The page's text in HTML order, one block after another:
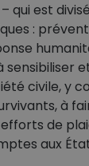
qui est
:
sensibiliser
civile, y
à
de
aux